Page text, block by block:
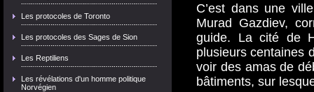
Les protocoles de Toronto
Les protocoles des Sages de Sion
Les Reptiliens
Les révélations d'un homme politique
Norvégien
C’est dans une
Murad Gazdiev,
guide. La cité de
plusieurs centaines
voir des amas de
bâtiments, sur